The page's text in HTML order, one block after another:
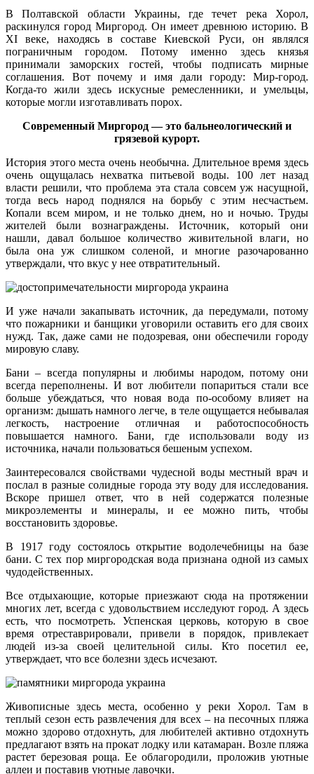
В Полтавской области Украины, где течет река Хорол,
раскинулся город Миргород. Он имеет древнюю историю. В
XI веке, находясь в составе Киевской Руси, он являлся
пограничным городом. Потому именно здесь князья
принимали заморских гостей, чтобы подписать мирные
соглашения. Вот почему и имя дали городу: Мир-город.
Когда-то жили здесь искусные ремесленники, и умельцы,
которые могли изготавливать порох.
Современный Миргород — это бальнеологический и
грязевой курорт.
История этого места очень необычна. Длительное время здесь
очень ощущалась нехватка питьевой воды. 100 лет назад
власти решили, что проблема эта стала совсем уж насущной,
тогда весь народ поднялся на борьбу с этим несчастьем.
Копали всем миром, и не только днем, но и ночью. Труды
жителей были вознаграждены. Источник, который они
нашли, давал большое количество живительной влаги, но
была она уж слишком соленой, и многие разочарованно
утверждали, что вкус у нее отвратительный.
И уже начали закапывать источник, да передумали, потому
что пожарники и банщики уговорили оставить его для своих
нужд. Так, даже сами не подозревая, они обеспечили городу
мировую славу.
Бани – всегда популярны и любимы народом, потому они
всегда переполнены. И вот любители попариться стали все
больше убеждаться, что новая вода по-особому влияет на
организм: дышать намного легче, в теле ощущается небывалая
легкость, настроение отличная и работоспособность
повышается намного. Бани, где использовали воду из
источника, начали пользоваться бешеным успехом.
Заинтересовался свойствами чудесной воды местный врач и
послал в разные солидные города эту воду для исследования.
Вскоре пришел ответ, что в ней содержатся полезные
микроэлементы и минералы, и ее можно пить, чтобы
восстановить здоровье.
В 1917 году состоялось открытие водолечебницы на базе
бани. С тех пор миргородская вода признана одной из самых
чудодейственных.
Все отдыхающие, которые приезжают сюда на протяжении
многих лет, всегда с удовольствием исследуют город. А здесь
есть, что посмотреть. Успенская церковь, которую в свое
время отреставрировали, привели в порядок, привлекает
людей из-за своей целительной силы. Кто посетил ее,
утверждает, что все болезни здесь исчезают.
Живописные здесь места, особенно у реки Хорол. Там в
теплый сезон есть развлечения для всех – на песочных пляжа
можно здорово отдохнуть, для любителей активно отдохнуть
предлагают взять на прокат лодку или катамаран. Возле пляжа
растет березовая роща. Ее облагородили, проложив уютные
аллеи и поставив уютные лавочки.